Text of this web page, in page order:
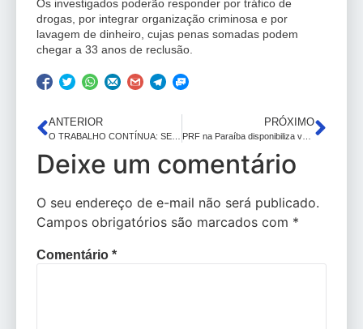
Os investigados poderão responder por tráfico de
drogas, por integrar organização criminosa e por
lavagem de dinheiro, cujas penas somadas podem
chegar a 33 anos de reclusão.
ANTERIOR
O TRABALHO CONTÍNUA: SENADORA DANIELA E ALBERTO DO DNOCS DÃO ASSISTÊNCIA E TÍTULO DE PROPRIEDADE A MAIS DE 1000 FAMÍLIAS…
PRÓXIMO
PRF na Paraíba disponibiliza vagas de estágio remunerado para estudantes universitários; veja áreas
Deixe um comentário
O seu endereço de e-mail não será publicado.
Campos obrigatórios são marcados com *
Comentário *